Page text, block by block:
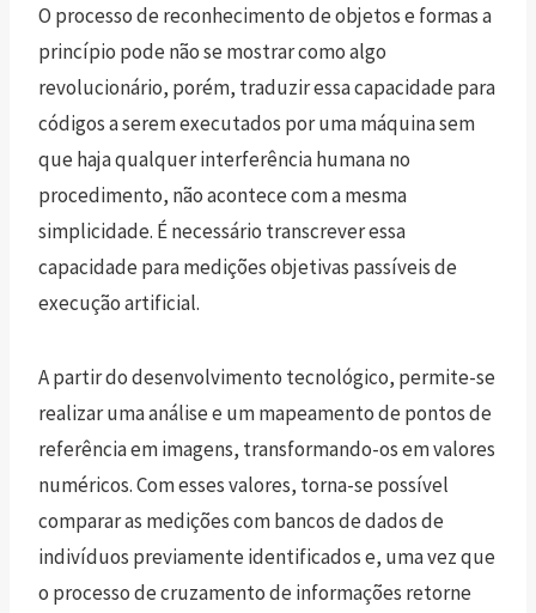
O processo de reconhecimento de objetos e formas a
princípio pode não se mostrar como algo
revolucionário, porém, traduzir essa capacidade para
códigos a serem executados por uma máquina sem
que haja qualquer interferência humana no
procedimento, não acontece com a mesma
simplicidade. É necessário transcrever essa
capacidade para medições objetivas passíveis de
execução artificial.
A partir do desenvolvimento tecnológico, permite-se
realizar uma análise e um mapeamento de pontos de
referência em imagens, transformando-os em valores
numéricos. Com esses valores, torna-se possível
comparar as medições com bancos de dados de
indivíduos previamente identificados e, uma vez que
o processo de cruzamento de informações retorne